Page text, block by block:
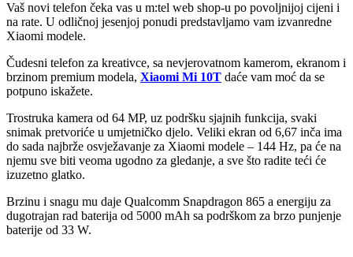
Vaš novi telefon čeka vas u m:tel web shop-u po povoljnijoj cijeni i
na rate. U odličnoj jesenjoj ponudi predstavljamo vam izvanredne
Xiaomi modele.
Čudesni telefon za kreativce, sa nevjerovatnom kamerom, ekranom i
brzinom premium modela, Xiaomi Mi 10T daće vam moć da se
potpuno iskažete.
Trostruka kamera od 64 MP, uz podršku sjajnih funkcija, svaki
snimak pretvoriće u umjetničko djelo. Veliki ekran od 6,67 inča ima
do sada najbrže osvježavanje za Xiaomi modele – 144 Hz, pa će na
njemu sve biti veoma ugodno za gledanje, a sve što radite teći će
izuzetno glatko.
Brzinu i snagu mu daje Qualcomm Snapdragon 865 a energiju za
dugotrajan rad baterija od 5000 mAh sa podrškom za brzo punjenje
baterije od 33 W.